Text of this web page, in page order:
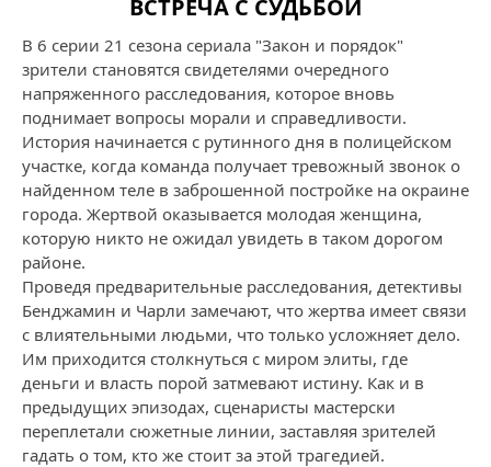
ВСТРЕЧА С СУДЬБОЙ
В 6 серии 21 сезона сериала "Закон и порядок"
зрители становятся свидетелями очередного
напряженного расследования, которое вновь
поднимает вопросы морали и справедливости.
История начинается с рутинного дня в полицейском
участке, когда команда получает тревожный звонок о
найденном теле в заброшенной постройке на окраине
города. Жертвой оказывается молодая женщина,
которую никто не ожидал увидеть в таком дорогом
районе.
Проведя предварительные расследования, детективы
Бенджамин и Чарли замечают, что жертва имеет связи
с влиятельными людьми, что только усложняет дело.
Им приходится столкнуться с миром элиты, где
деньги и власть порой затмевают истину. Как и в
предыдущих эпизодах, сценаристы мастерски
переплетали сюжетные линии, заставляя зрителей
гадать о том, кто же стоит за этой трагедией.